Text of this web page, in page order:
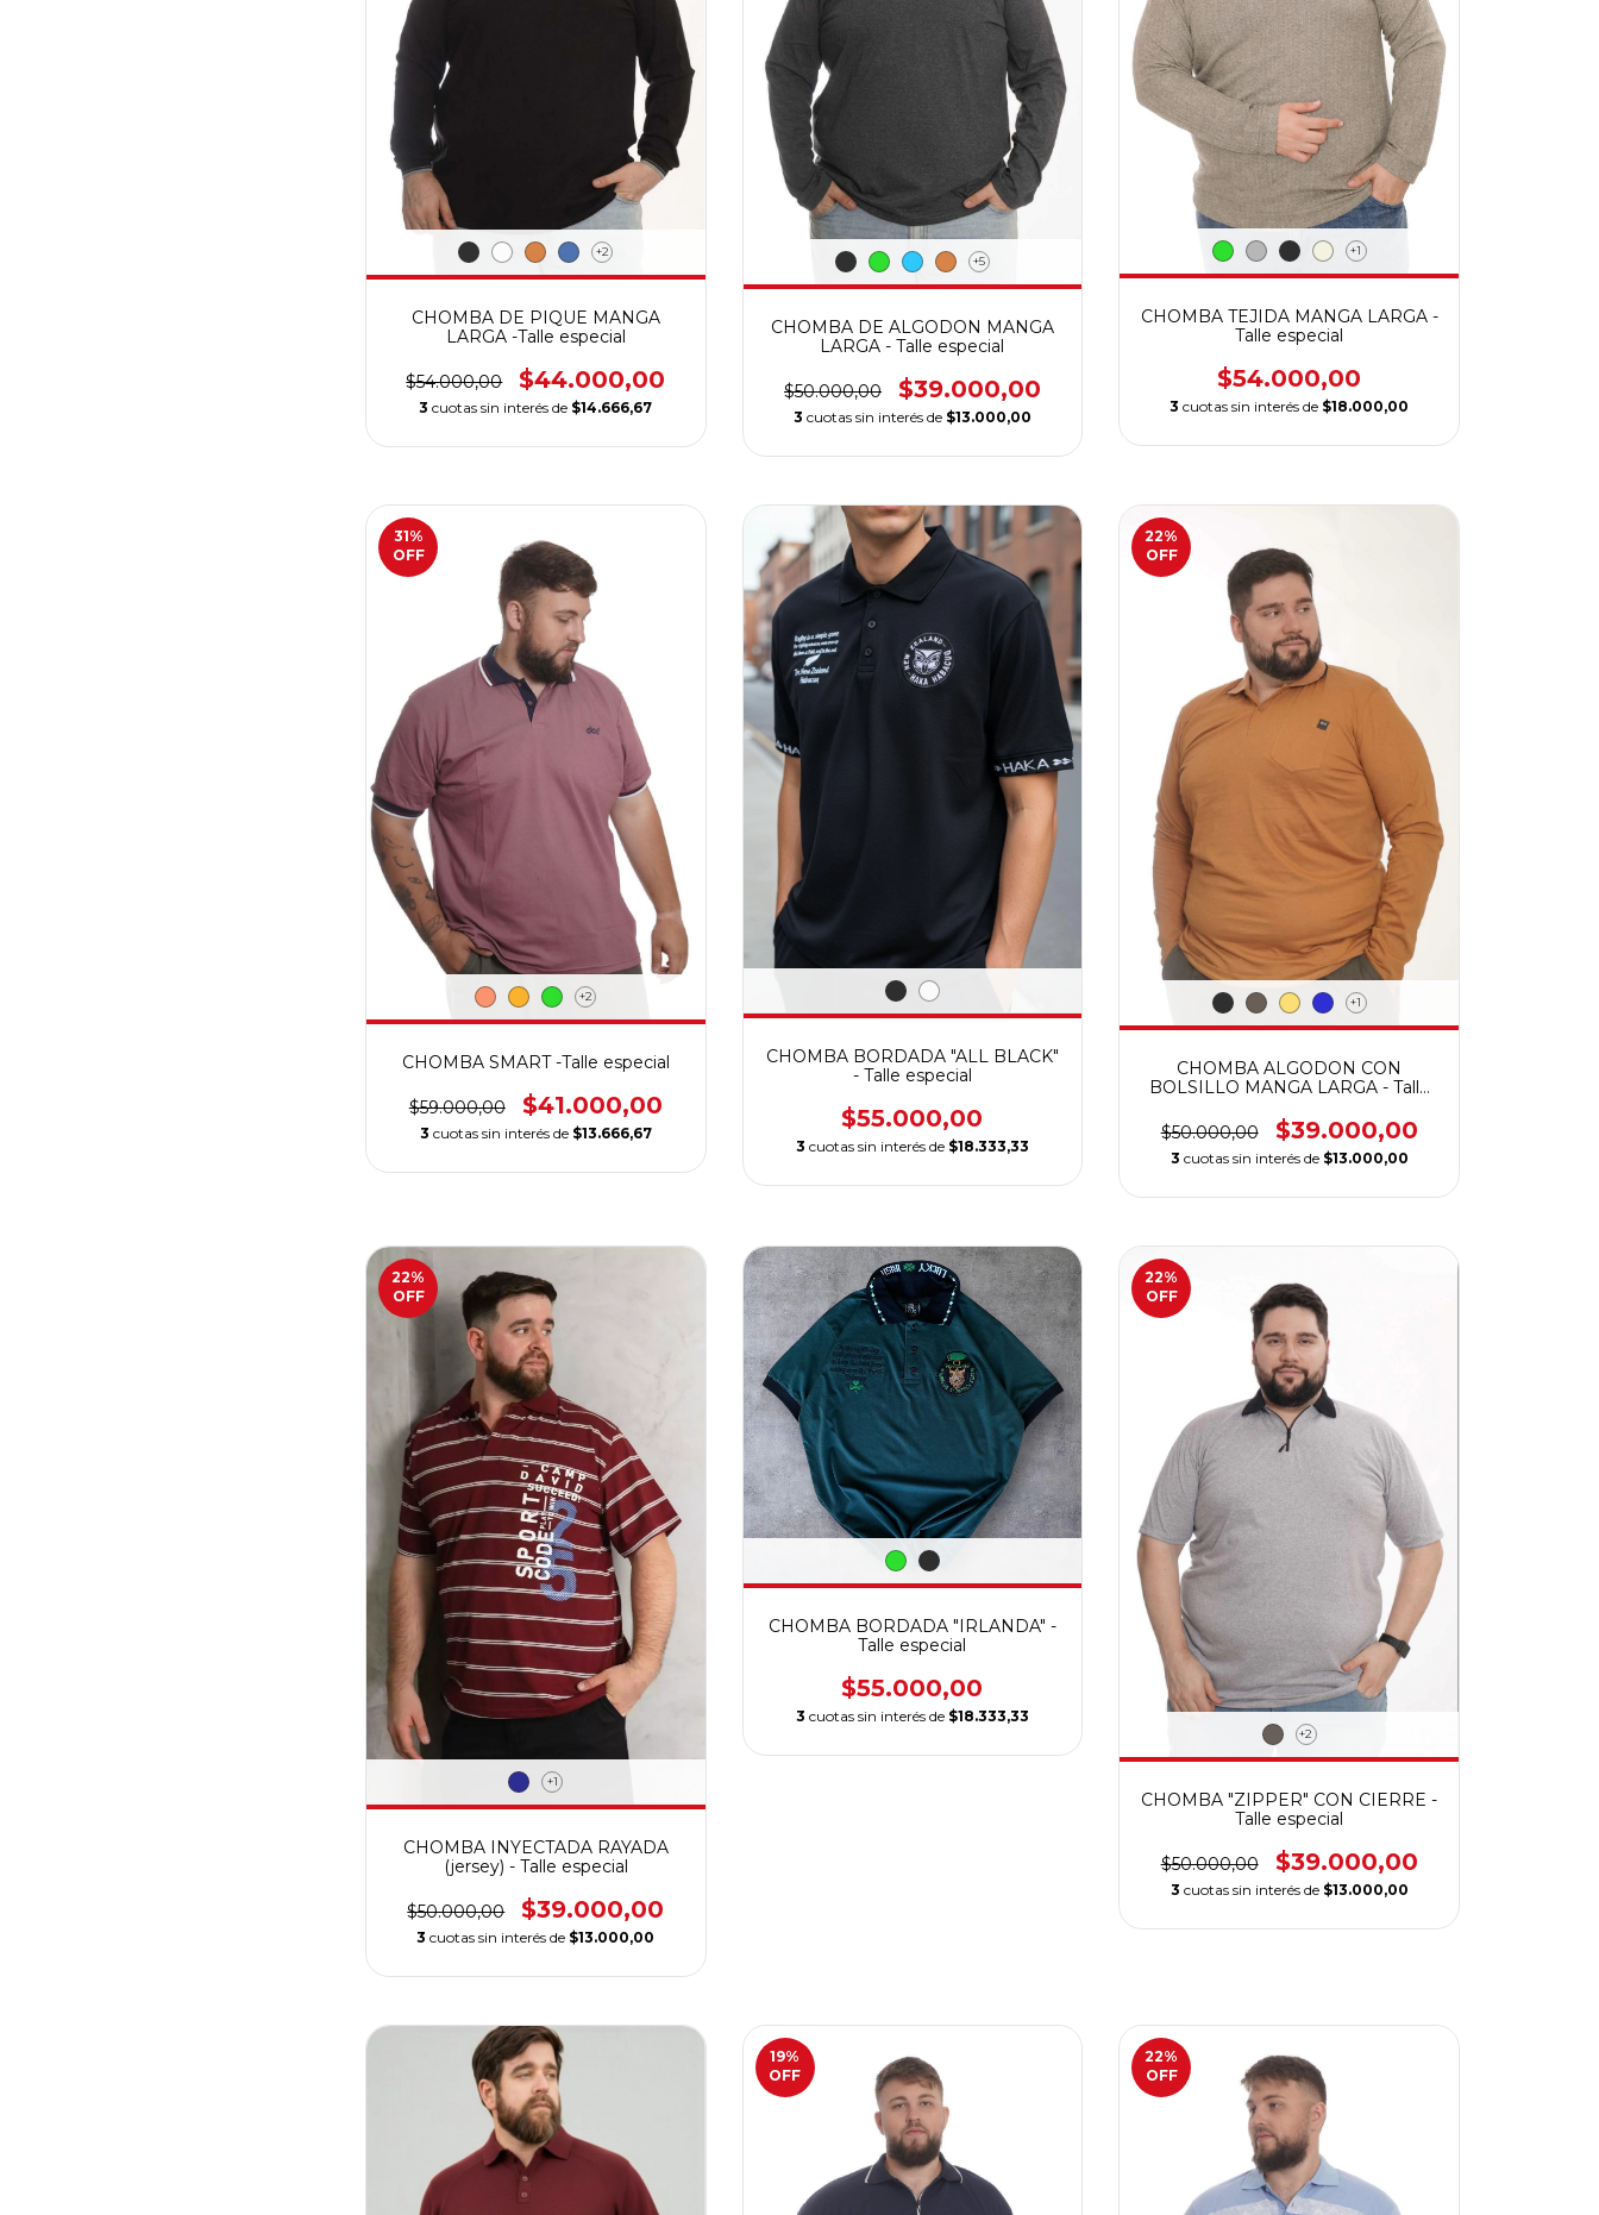
+2
CHOMBA DE PIQUE MANGA
LARGA -Talle especial
$54.000,00 $44.000,00
3 cuotas sin interés de $14.666,67
+5
CHOMBA DE ALGODON MANGA
LARGA - Talle especial
$50.000,00 $39.000,00
3 cuotas sin interés de $13.000,00
+1
CHOMBA TEJIDA MANGA LARGA -
Talle especial
$54.000,00
3 cuotas sin interés de $18.000,00
31%
OFF
+2
CHOMBA SMART -Talle especial
$59.000,00 $41.000,00
3 cuotas sin interés de $13.666,67
CHOMBA BORDADA "ALL BLACK"
- Talle especial
$55.000,00
3 cuotas sin interés de $18.333,33
22%
OFF
+1
CHOMBA ALGODON CON
BOLSILLO MANGA LARGA - Talle
$50.000,00
$39.000,00
3 cuotas sin interés de $13.000,00
22%
OFF
+1
CHOMBA INYECTADA RAYADA
(jersey) - Talle especial
$50.000,00 $39.000,00
3 cuotas sin interés de $13.000,00
CHOMBA BORDADA "IRLANDA" -
Talle especial
$55.000,00
3 cuotas sin interés de $18.333,33
22%
OFF
+2
CHOMBA "ZIPPER" CON CIERRE -
Talle especial
$50.000,00 $39.000,00
3 cuotas sin interés de $13.000,00
19%
OFF
22%
OFF